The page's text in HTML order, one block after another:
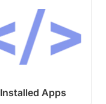
Installed Apps